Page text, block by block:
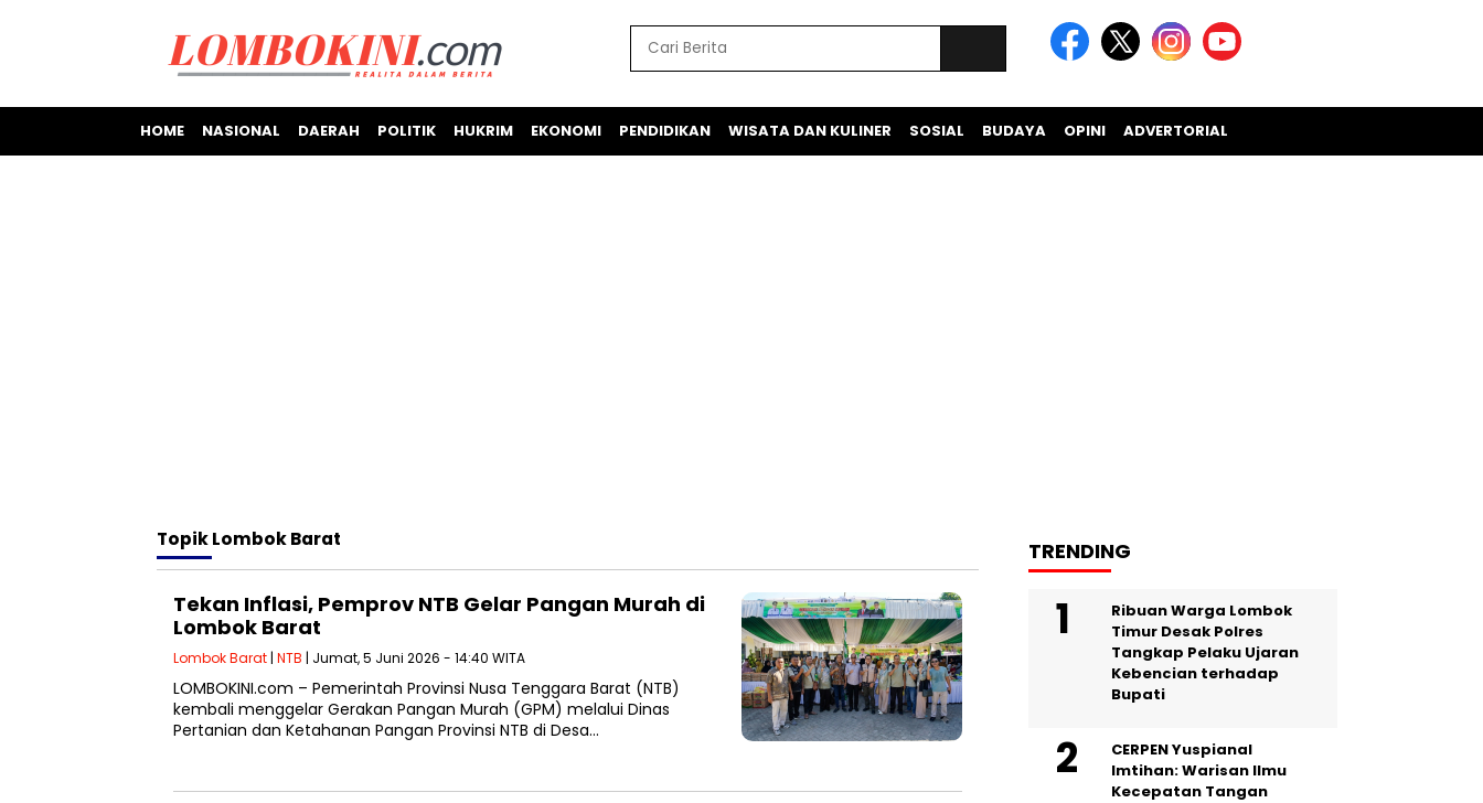
HOME NASIONAL DAERAH POLITIK HUKRIM EKONOMI PENDIDIKAN WISATA DAN KULINER SOSIAL BUDAYA OPINI ADVERTORIAL
TopikLombok Barat
Tekan Inflasi, Pemprov NTB Gelar Pangan Murah di
Lombok Barat
Lombok Barat | NTB | Jumat, 5 Juni 2026 - 14:40 WITA
LOMBOKINI.com – Pemerintah Provinsi Nusa Tenggara Barat (NTB)
kembali menggelar Gerakan Pangan Murah (GPM) melalui Dinas
Pertanian dan Ketahanan Pangan Provinsi NTB di Desa…
TRENDING
Ribuan Warga Lombok
Timur Desak Polres
Tangkap Pelaku Ujaran
Kebencian terhadap
Bupati
CERPEN Yuspianal
Imtihan: Warisan Ilmu
Kecepatan Tangan